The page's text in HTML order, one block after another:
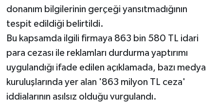
donanım bilgilerinin gerçeği yansıtmadığının
tespit edildiği belirtildi.
Bu kapsamda ilgili firmaya 863 bin 580 TL idari
para cezası ile reklamları durdurma yaptırımı
uygulandığı ifade edilen açıklamada, bazı medya
kuruluşlarında yer alan '863 milyon TL ceza'
iddialarının asılsız olduğu vurgulandı.